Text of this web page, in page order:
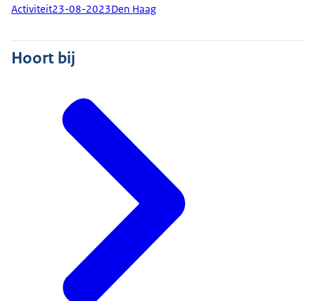
Activiteit23-08-2023Den Haag
Hoort bij